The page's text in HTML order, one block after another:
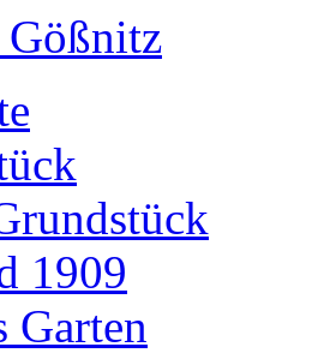
1909
Garten